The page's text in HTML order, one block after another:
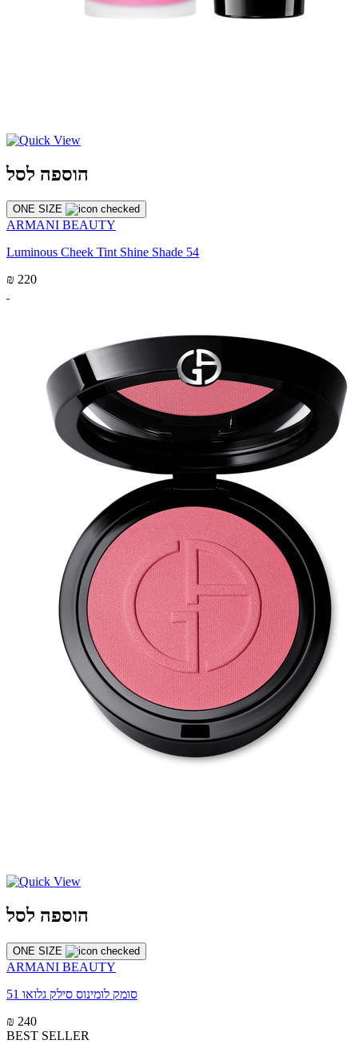
הוספה לסל
ONE SIZE
ARMANI BEAUTY
Luminous Cheek Tint Shine Shade 54
₪ 220
הוספה לסל
ONE SIZE
ARMANI BEAUTY
סומק לומינוס סילק גלואו 51
₪ 240
BEST SELLER